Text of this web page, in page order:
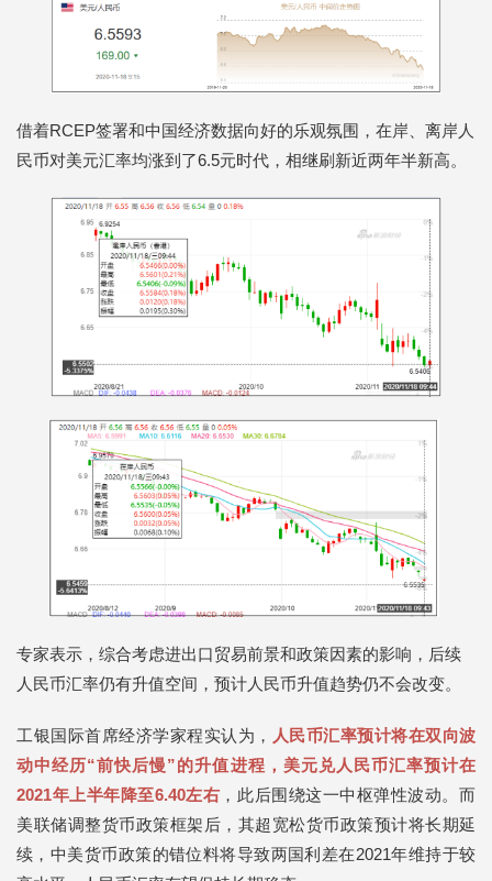
借着RCEP签署和中国经济数据向好的乐观氛围，在岸、离岸人
民币对美元汇率均涨到了6.5元时代，相继刷新近两年半新高。
专家表示，综合考虑进出口贸易前景和政策因素的影响，后续
人民币汇率仍有升值空间，预计人民币升值趋势仍不会改变。
工银国际首席经济学家程实认为， 人民币汇率预计将在双向波
动中经历“前快后慢”的升值进程，美元兑人民币汇率预计在
2021年上半年降至6.40左右 ，此后围绕这一中枢弹性波动。而
美联储调整货币政策框架后，其超宽松货币政策预计将长期延
续，中美货币政策的错位料将导致两国利差在2021年维持于较